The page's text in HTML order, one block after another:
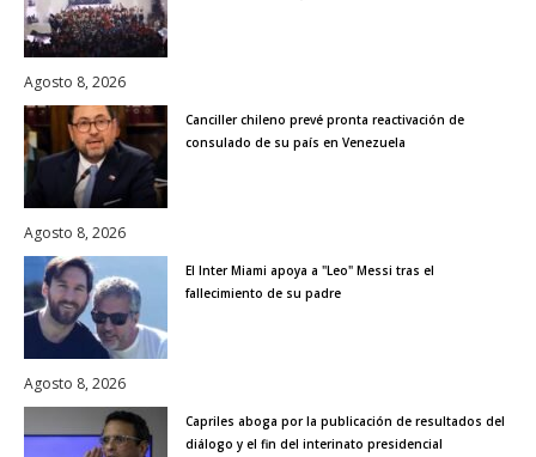
Agosto 8, 2026
Canciller chileno prevé pronta reactivación de
consulado de su país en Venezuela
Agosto 8, 2026
El Inter Miami apoya a "Leo" Messi tras el
fallecimiento de su padre
Agosto 8, 2026
Capriles aboga por la publicación de resultados del
diálogo y el fin del interinato presidencial